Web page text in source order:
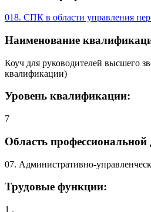
018. СПК в области управления
Наименование
Коуч для руководителей высшего
квалификации)
Уровень квалификации:
7
Область профессиональной
07. Административно-
Трудовые функции:
1 .